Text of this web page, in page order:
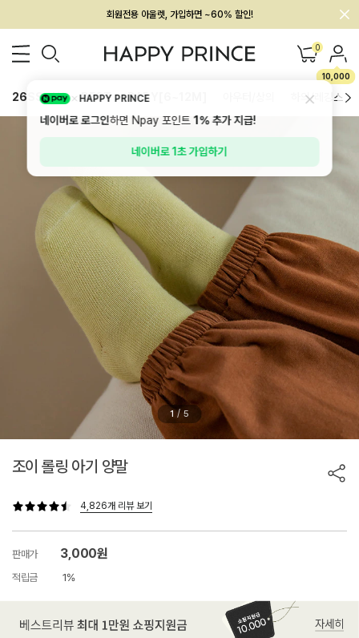
멤버십 최대 28,000원 혜택
0
10,000
26SS 신상 BEST BABY[6~12M] 하의/레깅스
1 / 5
조이 롤링 아기 양말
4,826개 리뷰 보기
판매가 3,000원
적립금 1%
HAPPY PRINCE
네이버로 로그인하면 Npay 포인트1%추가 지급!
네이버로 1초 가입하기